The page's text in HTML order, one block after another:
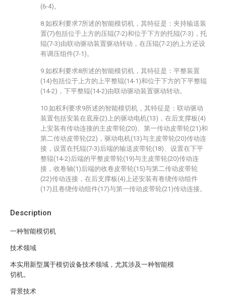
Description
一种智能模切机
技术领域
本实用新型属于模切设备技术领域，尤其涉及一种智能模
切机。
背景技术
(6-4)。
8.如权利要求7所述的智能模切机，其特征是：夹持输送装
置(7)包括位于上方的压辊(7-2)和位于下方的托辊(7-3)，托
辊(7-3)由联动驱动装置驱动转动，在压辊(7-2)的上方还设
有调压组件(7-1)。
9.如权利要求8所述的智能模切机，其特征是：平整装置
(14)包括位于上方的上平整辊(14-1)和位于下方的下平整辊
(14-2)，下平整辊(14-2)由联动驱动装置驱动转动。
10.如权利要求9所述的智能模切机，其特征是：联动驱动
装置包括安装在底座(2)上的驱动电机(13)，在后支撑板(4)
上安装有传动连接的主皮带轮(20)、第一传动皮带轮(21)和
第二传动皮带轮(22)，驱动电机(13)与主皮带轮(20)传动连
接，设置在托辊(7-3)后端的输送皮带轮(18)、设置在下平
整辊(14-2)后端的平整皮带轮(19)与主皮带轮(20)传动连
接，收卷轴(1)后端的收卷皮带轮(15)与第二传动皮带轮
(22)传动连接，在后支撑板(4)上还安装有卷绕传动组件
(17)且卷绕传动组件(17)与第一传动皮带轮(21)传动连接。